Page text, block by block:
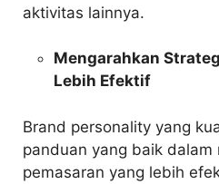
aktivitas lainnya.
Mengarahkan
Lebih Efektif
Brand personality yang
panduan yang baik
pemasaran yang lebih